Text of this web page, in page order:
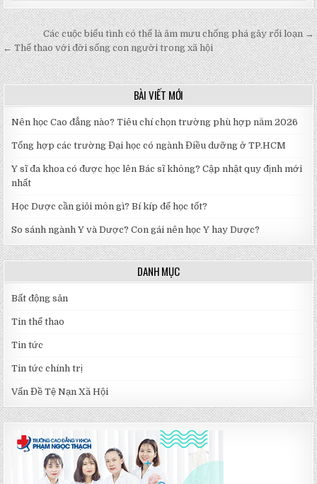
Điều
hướng
bài
Các cuộc biểu tình có thể là âm mưu chống phá gây rối loạn →
← Thể thao với đời sống con người trong xã hội
BÀI VIẾT MỚI
Nên học Cao đẳng nào? Tiêu chí chọn trường phù hợp năm 2026
Tổng hợp các trường Đại học có ngành Điều dưỡng ở TP.HCM
Y sĩ đa khoa có được học lên Bác sĩ không? Cập nhật quy định mới
nhất
Học Dược cần giỏi môn gì? Bí kíp để học tốt?
So sánh ngành Y và Dược? Con gái nên học Y hay Dược?
DANH MỤC
Bất động sản
Tin thể thao
Tin tức
Tin tức chính trị
Vấn Đề Tệ Nạn Xã Hội